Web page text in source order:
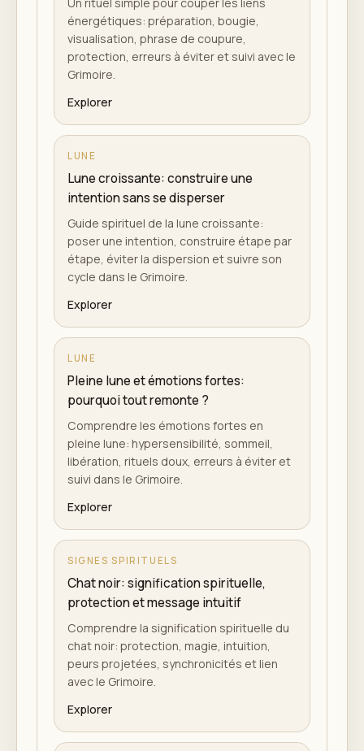
énergétiques: préparation, bougie,
visualisation, phrase de coupure,
protection, erreurs à éviter et suivi avec le
Grimoire.
Explorer
LUNE
Lune croissante: construire une
intention sans se disperser
Guide spirituel de la lune croissante:
poser une intention, construire étape par
étape, éviter la dispersion et suivre son
cycle dans le Grimoire.
Explorer
LUNE
Pleine lune et émotions fortes:
pourquoi tout remonte ?
Comprendre les émotions fortes en
pleine lune: hypersensibilité, sommeil,
libération, rituels doux, erreurs à éviter et
suivi dans le Grimoire.
Explorer
SIGNES SPIRITUELS
Chat noir: signification spirituelle,
protection et message intuitif
Comprendre la signification spirituelle du
chat noir: protection, magie, intuition,
peurs projetées, synchronicités et lien
avec le Grimoire.
Explorer